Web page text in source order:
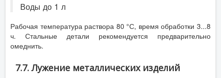
Воды до 1 л
Рабочая температура раствора 80 °С, время обработки 3...8
ч. Стальные детали рекомендуется предварительно
омеднить.
7.7. Лужение металлических изделий